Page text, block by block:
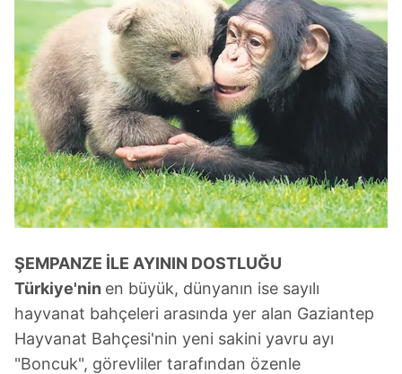
ŞEMPANZE İLE AYININ DOSTLUĞU
Türkiye'nin en büyük, dünyanın ise sayılı
hayvanat bahçeleri arasında yer alan Gaziantep
Hayvanat Bahçesi'nin yeni sakini yavru ayı
"Boncuk", görevliler tarafından özenle